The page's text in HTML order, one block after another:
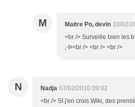
M Maitre Po, devin 10/02/
<br /> Surveille bien les
;-Þ<br /> <br /> <br />
N Nadja 07/02/2010 09:02
<br /> SI j'en crois Wiki, des